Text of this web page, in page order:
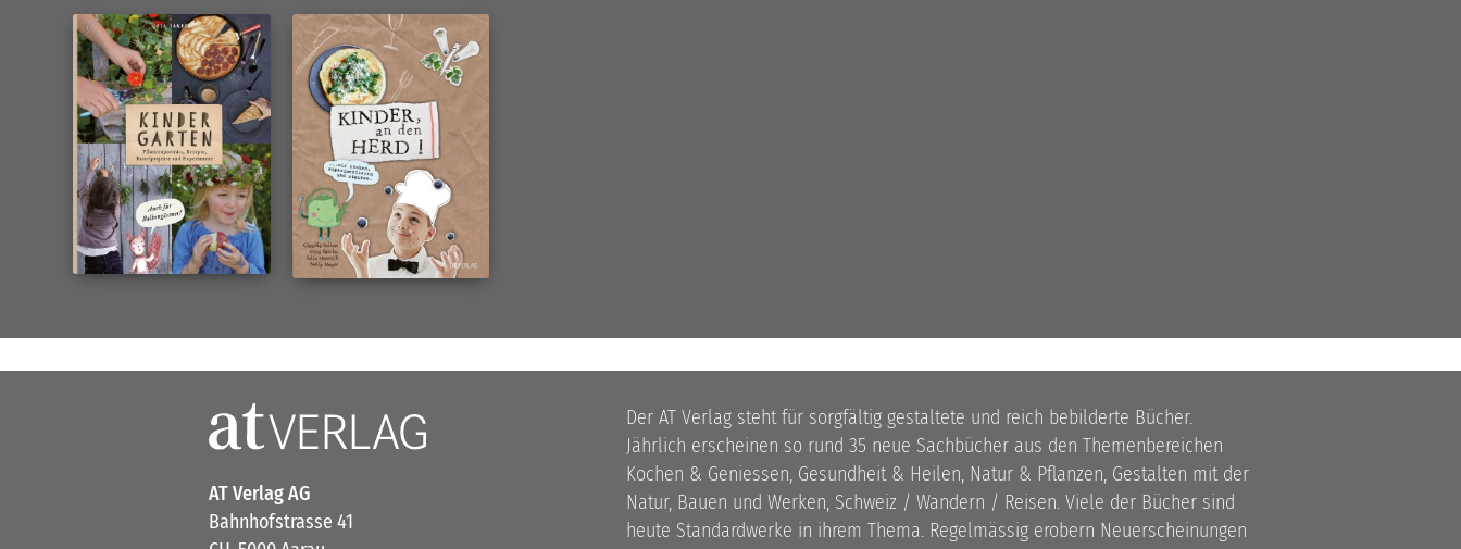
AT Verlag AG
Bahnhofstrasse 41
Der AT Verlag steht für sorgfältig gestaltete und reich bebilderte Bücher.
Jährlich erscheinen so rund 35 neue Sachbücher aus den Themenbereichen
Kochen & Geniessen, Gesundheit & Heilen, Natur & Pflanzen, Gestalten mit der
Natur, Bauen und Werken, Schweiz / Wandern / Reisen. Viele der Bücher sind
heute Standardwerke in ihrem Thema. Regelmässig erobern Neuerscheinungen